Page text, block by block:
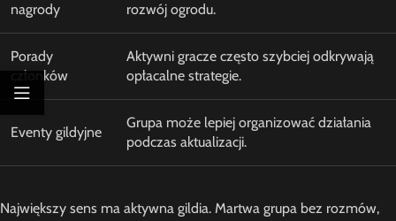
nagrody
rozwój ogrodu.
Porady
członków
Aktywni gracze często szybciej odkrywają
opłacalne strategie.
Eventy gildyjne
Grupa może lepiej organizować działania
podczas aktualizacji.
Największy sens ma aktywna gildia. Martwa grupa bez rozmów,